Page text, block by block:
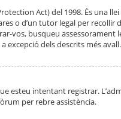
Act) del 1998. És una
o d’un tutor legal per recollir
vos, busqueu
excepció dels descrits més avall.
esteu intentant registrar.
per rebre assistència.